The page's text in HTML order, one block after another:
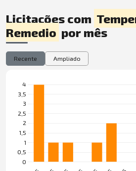
Licitações com
Remedio por mês
Recente Ampliado